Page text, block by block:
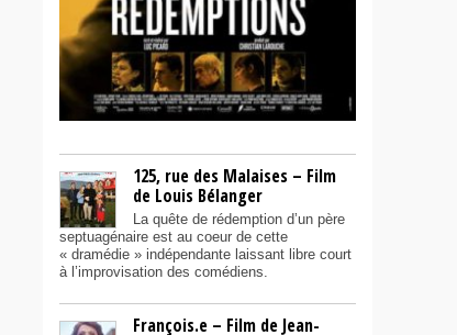
125, rue des Malaises – Film
de Louis Bélanger
La quête de rédemption d’un père
septuagénaire est au coeur de cette
« dramédie » indépendante laissant libre court
à l’improvisation des comédiens.
François.e – Film de Jean-